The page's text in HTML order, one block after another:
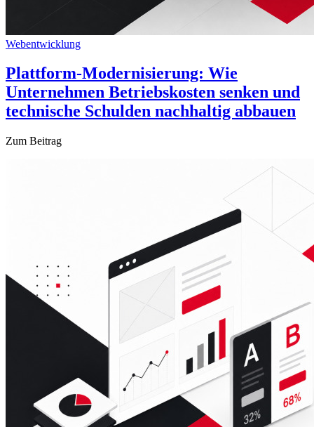
Webentwicklung
Plattform-Modernisierung: Wie
Unternehmen Betriebskosten senken und
technische Schulden nachhaltig abbauen
Zum Beitrag